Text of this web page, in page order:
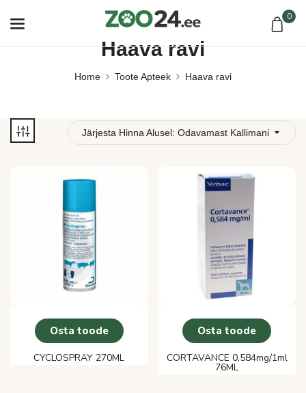
0
Haava ravi
Home Toote Apteek Haava ravi
Järjesta Hinna Alusel: Odavamast Kallimani
Osta toode
CYCLOSPRAY 270ML
Osta toode
CORTAVANCE 0,584mg/1ml
76ML